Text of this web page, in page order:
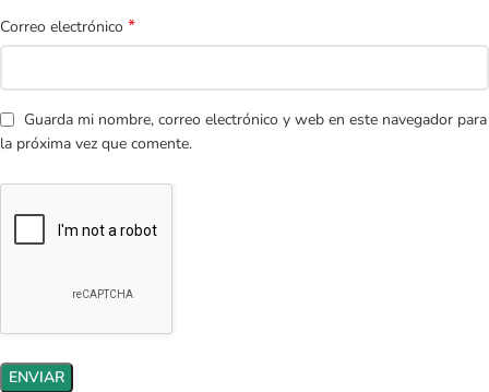
Correo electrónico *
Guarda mi nombre, correo electrónico y web en este navegador para
la próxima vez que comente.